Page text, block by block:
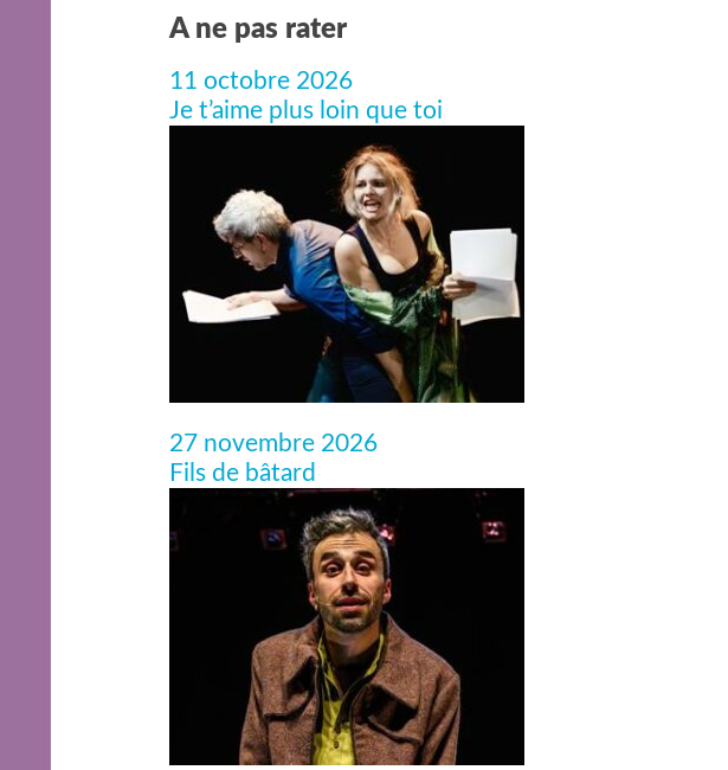
A ne pas rater
11 octobre 2026
Je t’aime plus loin que toi
27 novembre 2026
Fils de bâtard